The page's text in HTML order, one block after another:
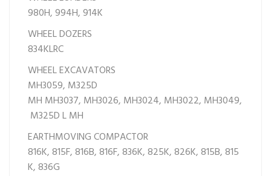
980H,994H,914K
WHEEL DOZERS
834KLRC
WHEEL EXCAVATORS
MH3059, M325D
MH MH3037, MH3026, MH3024, MH3022, MH3049,
M325D L MH
EARTHMOVING COMPACTOR
816K,815F,816B,816F,836K,825K,826K,815B,815
K,836G